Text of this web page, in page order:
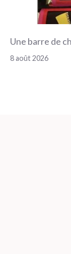
Une barre de
8 août 2026